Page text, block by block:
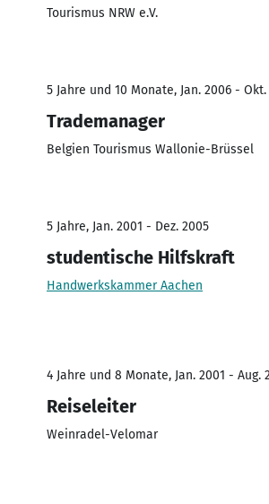
Tourismus NRW e.V.
5 Jahre und 10 Monate, Jan. 2006 - Okt.
Trademanager
Belgien Tourismus Wallonie-Brüssel
5 Jahre, Jan. 2001 - Dez. 2005
studentische Hilfskraft
Handwerkskammer Aachen
4 Jahre und 8 Monate, Jan. 2001 - Aug.
Reiseleiter
Weinradel-Velomar